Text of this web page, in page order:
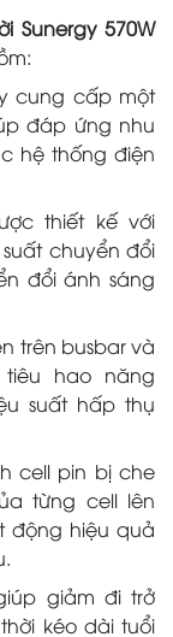
Sunergy 570W
cung cấp một
đáp ứng nhu
hệ thống điện
thiết kế với
chuyển đổi
đổi ánh sáng
trên busbar và
hao năng
suất hấp thụ
cell pin bị che
từng cell lên
động hiệu quả
giảm đi trở
kéo dài tuổi